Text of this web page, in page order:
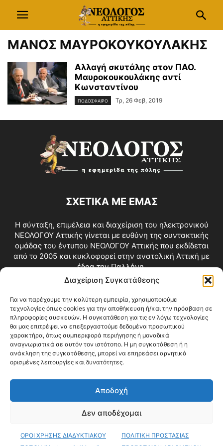
Διαχείριση Συγκατάθεσης
Για να παρέχουμε την καλύτερη εμπειρία, χρησιμοποιούμε
τεχνολογίες όπως cookies για την αποθήκευση ή/και την πρόσβαση σε
πληροφορίες συσκευών. Η συγκατάθεση για τις εν λόγω τεχνολογίες
θα μας επιτρέψει να επεξεργαστούμε δεδομένα προσωπικού
χαρακτήρα, όπως συμπεριφορά περιήγησης ή μοναδικά
αναγνωριστικά σε αυτόν τον ιστότοπο. Η μη συγκατάθεση ή η
ανάκληση της συγκατάθεσης, μπορεί να επηρεάσει αρνητικά
ορισμένες λειτουργίες και δυνατότητες.
Αποδοχή
Δεν αποδέχομαι
ΟΡΟΙ ΧΡΗΣΗΣ ΔΙΑΔΥΚΤΙΑΚΟΥ
ΠΟΛΙΤΙΚΗ ΠΡΟΣΤΑΣΙΑΣ
ΜΑΝΟΣ ΜΑΥΡΟΚΟΥΚΟΥΛΑΚΗΣ
Αλλαγή σκυτάλης στον ΠΑΟ.
Μαυροκουκουλάκης αντί
Κωνσταντίνου
ΠΟΔΟΣΦΑΙΡΟ Τρ, 26 Φεβ, 2019
ΣΧΕΤΙΚΑ ΜΕ ΕΜΑΣ
Η σύνταξη, επιμέλεια και διαχείριση του ηλεκτρονικού
ΝΕΟΛΟΓΟΥ Αττικής γίνεται με ευθύνη της συντακτικής
ομάδας του έντυπου ΝΕΟΛΟΓΟΥ Αττικής που εκδίδεται
από το 2005 και κυκλοφορεί στην ανατολική Αττική με
έδρα την Παλλήνη.
Επικοινωνία:info@neologosattikis.gr
ΑΚΟΛΟΥΘΗΣΕ ΜΑΣ
Videos Όροι Χρήσης
© Copyright 2026 ΝΕΟΛΟΓΟΣ ΑΤΤΙΚΗΣ • All Rights Reserved •